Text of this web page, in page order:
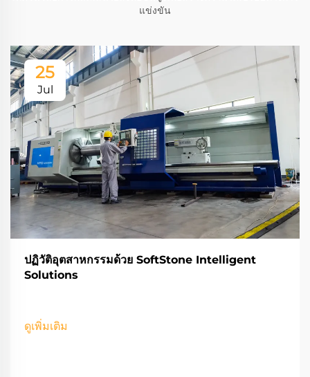
แข่งขัน
25
Jul
ปฏิวัติอุตสาหกรรมด้วย SoftStone Intelligent
Solutions
ดูเพิ่มเติม